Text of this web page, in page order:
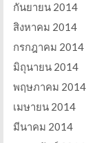
กันยายน 2014
สิงหาคม 2014
กรกฎาคม 2014
มิถุนายน 2014
พฤษภาคม 2014
เมษายน 2014
มีนาคม 2014